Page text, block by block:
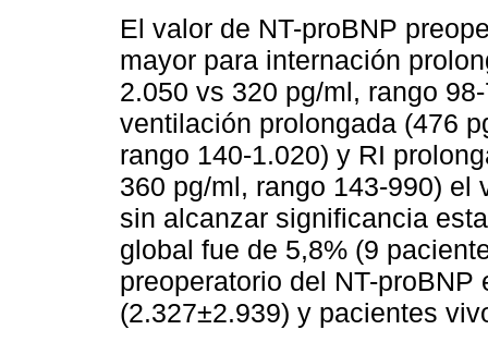
El valor de NT-proBNP
mayor para internación
2.050 vs 320 pg/ml, rango
ventilación prolongada (476
rango 140-1.020) y RI
360 pg/ml, rango 143-990) el
sin alcanzar significancia
global fue de 5,8% (9
preoperatorio del NT-
(2.327±2.939) y pacientes